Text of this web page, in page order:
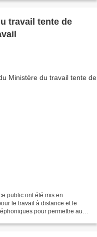
travail tente de
public ont été mis en
le travail à distance et le
pour permettre aux